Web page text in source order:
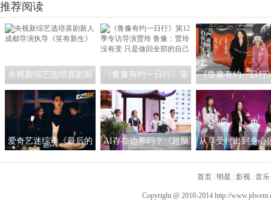
白“你养我啊”
推荐阅读
央视新综艺选培喜剧新
人 成都导演执导《笑有
新生》
《鲁豫有约一日行》第
12季专访导演贾玲 鲁
豫：贾玲没有变 只是做
回全部的自己
《鲁豫有约一日行
访王潮歌：我希望
是一个严肃的艺
爱奇艺迷综季《最后的
AI存在边界吗？《超脑
从享受付出到身心
间不必过度承担
首页 明星 影视 音乐
Copyright @ 2010-2014 http://